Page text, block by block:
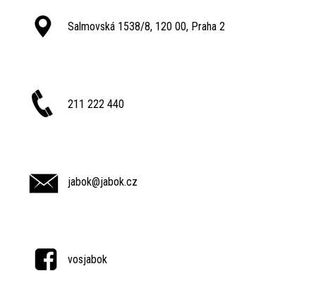
Salmovská 1538/8, 120 00, Praha 2
211 222 440
jabok@jabok.cz
vosjabok